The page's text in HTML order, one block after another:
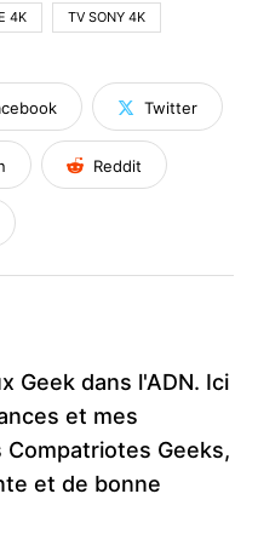
4K TV SONY 4K
Twitter
Reddit
Geek dans l'ADN. Ici
et mes
Geeks,
et de bonne